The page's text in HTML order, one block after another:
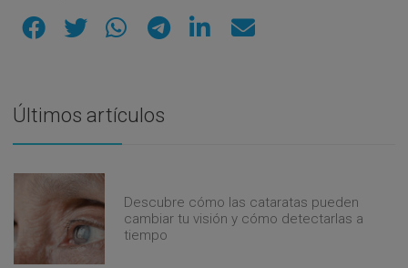
Últimos artículos
Descubre cómo las cataratas pueden
cambiar tu visión y cómo detectarlas a
tiempo